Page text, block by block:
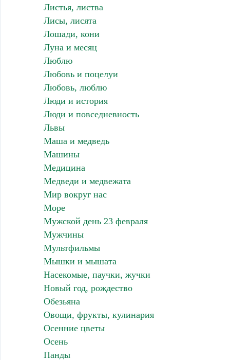
Листья, листва
Лисы, лисята
Лошади, кони
Луна и месяц
Люблю
Любовь и поцелуи
Любовь, люблю
Люди и история
Люди и повседневность
Львы
Маша и медведь
Машины
Медицина
Медведи и медвежата
Мир вокруг нас
Море
Мужской день 23 февраля
Мужчины
Мультфильмы
Мышки и мышата
Насекомые, паучки, жучки
Новый год, рождество
Обезьяна
Овощи, фрукты, кулинария
Осенние цветы
Осень
Панды